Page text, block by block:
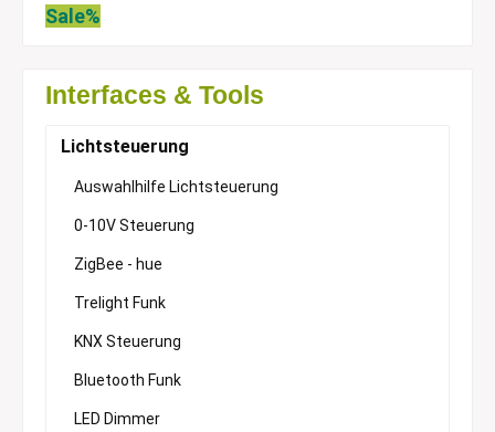
Sale%
Interfaces & Tools
Lichtsteuerung
Auswahlhilfe Lichtsteuerung
0-10V Steuerung
ZigBee - hue
Trelight Funk
KNX Steuerung
Bluetooth Funk
LED Dimmer